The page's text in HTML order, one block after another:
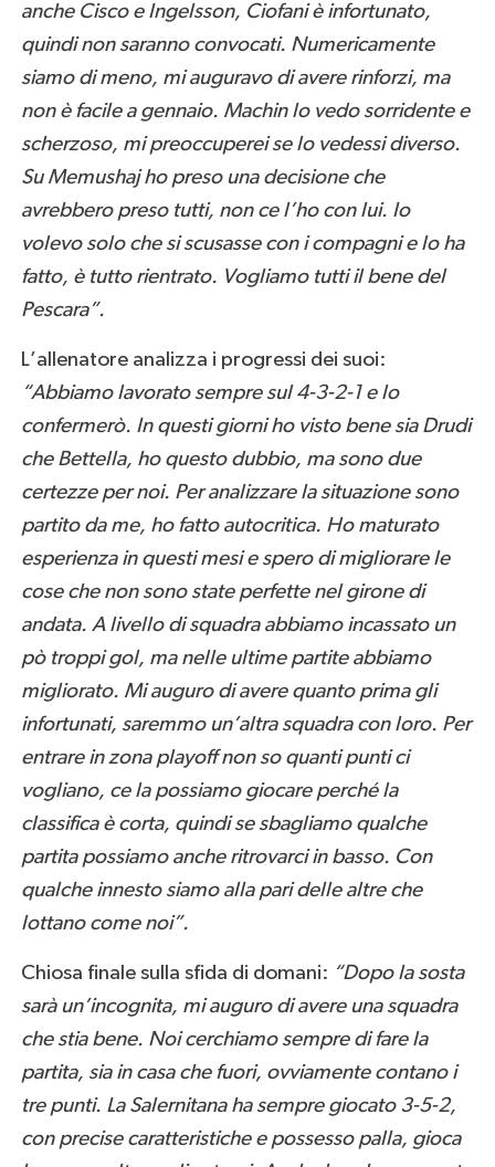
anche Cisco e Ingelsson, Ciofani è infortunato,
quindi non saranno convocati. Numericamente
siamo di meno, mi auguravo di avere rinforzi, ma
non è facile a gennaio. Machin lo vedo sorridente e
scherzoso, mi preoccuperei se lo vedessi diverso.
Su Memushaj ho preso una decisione che
avrebbero preso tutti, non ce l’ho con lui. Io
volevo solo che si scusasse con i compagni e lo ha
fatto, è tutto rientrato. Vogliamo tutti il bene del
Pescara”.
L’allenatore analizza i progressi dei suoi:
“Abbiamo lavorato sempre sul 4-3-2-1 e lo
confermerò. In questi giorni ho visto bene sia Drudi
che Bettella, ho questo dubbio, ma sono due
certezze per noi. Per analizzare la situazione sono
partito da me, ho fatto autocritica. Ho maturato
esperienza in questi mesi e spero di migliorare le
cose che non sono state perfette nel girone di
andata. A livello di squadra abbiamo incassato un
pò troppi gol, ma nelle ultime partite abbiamo
migliorato. Mi auguro di avere quanto prima gli
infortunati, saremmo un’altra squadra con loro. Per
entrare in zona playoff non so quanti punti ci
vogliano, ce la possiamo giocare perché la
classifica è corta, quindi se sbagliamo qualche
partita possiamo anche ritrovarci in basso. Con
qualche innesto siamo alla pari delle altre che
lottano come noi”.
Chiosa finale sulla sfida di domani: “Dopo la sosta
sarà un’incognita, mi auguro di avere una squadra
che stia bene. Noi cerchiamo sempre di fare la
partita, sia in casa che fuori, ovviamente contano i
tre punti. La Salernitana ha sempre giocato 3-5-2,
con precise caratteristiche e possesso palla, gioca